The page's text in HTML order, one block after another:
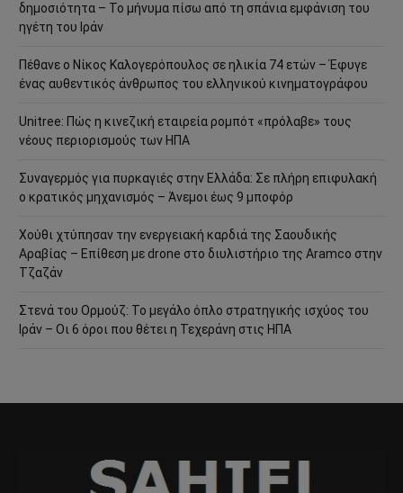
δημοσιότητα – Το μήνυμα πίσω από τη σπάνια εμφάνιση του
ηγέτη του Ιράν
Πέθανε ο Νίκος Καλογερόπουλος σε ηλικία 74 ετών – Έφυγε
ένας αυθεντικός άνθρωπος του ελληνικού κινηματογράφου
Unitree: Πώς η κινεζική εταιρεία ρομπότ «πρόλαβε» τους
νέους περιορισμούς των ΗΠΑ
Συναγερμός για πυρκαγιές στην Ελλάδα: Σε πλήρη επιφυλακή
ο κρατικός μηχανισμός – Άνεμοι έως 9 μποφόρ
Χούθι χτύπησαν την ενεργειακή καρδιά της Σαουδικής
Αραβίας – Επίθεση με drone στο διυλιστήριο της Aramco στην
Τζαζάν
Στενά του Ορμούζ: Το μεγάλο όπλο στρατηγικής ισχύος του
Ιράν – Οι 6 όροι που θέτει η Τεχεράνη στις ΗΠΑ